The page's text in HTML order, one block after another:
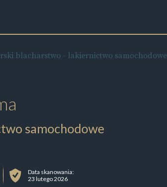
blacharstwo - lakiernictwo samochodowe
samochodowe
Data skanowania:
23 lutego 2026